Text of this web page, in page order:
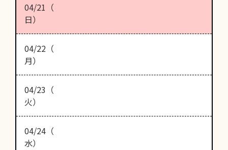
04/21（
日）
04/22（
月）
04/23（
火）
04/24（
水）